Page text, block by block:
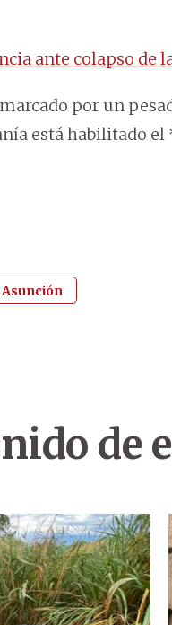
ante colapso de
por un
está habilitado
Asunción
de